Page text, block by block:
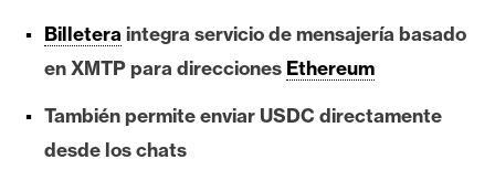
r
e
m
Billeteraintegra servicio de mensajería basado
en XMTP para direcciones Ethereum
También permite enviar USDC directamente
desde los chats